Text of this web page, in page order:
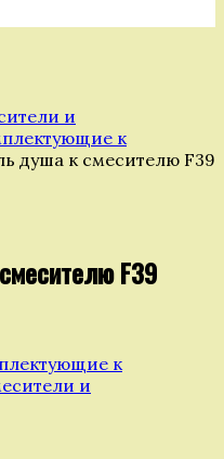
и
к
душа к смесителю F39
F39
к
и